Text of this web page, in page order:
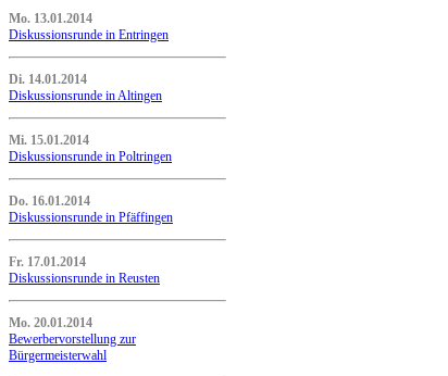
Mo. 13.01.2014
Diskussionsrunde in Entringen
Di. 14.01.2014
Diskussionsrunde in Altingen
Mi. 15.01.2014
Diskussionsrunde in Poltringen
Do. 16.01.2014
Diskussionsrunde in Pfäffingen
Fr. 17.01.2014
Diskussionsrunde in Reusten
Mo. 20.01.2014
Bewerbervorstellung zur
Bürgermeisterwahl